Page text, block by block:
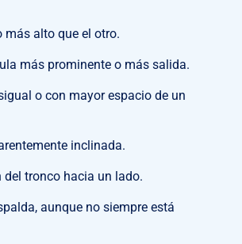
más alto que el otro.
más prominente o más salida.
o con mayor espacio de un
inclinada.
del tronco hacia un lado.
aunque no siempre está